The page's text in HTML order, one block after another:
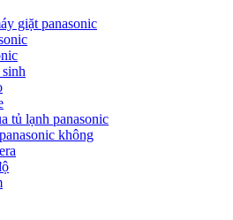
giặt panasonic
tủ lạnh panasonic
không